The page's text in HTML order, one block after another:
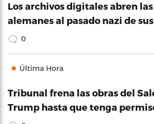
Los archivos digitales abren
alemanes al pasado nazi de
0
Última Hora
Tribunal frena las obras del
Trump hasta que tenga